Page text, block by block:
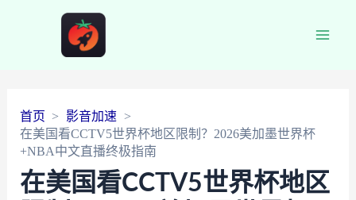
首页
影音加速
在美国看CCTV5世界杯地区限制？2026美加墨世界杯
+NBA中文直播终极指南
在美国看CCTV5世界杯地区